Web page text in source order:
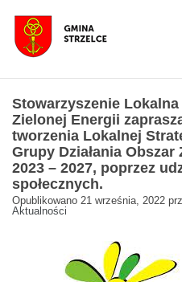
Stowarzyszenie Lokalna
Zielonej Energii
tworzenia Lokalnej
Grupy Działania
2023 – 2027, poprzez
społecznych.
Opublikowano 21 września, 2022
Aktualności